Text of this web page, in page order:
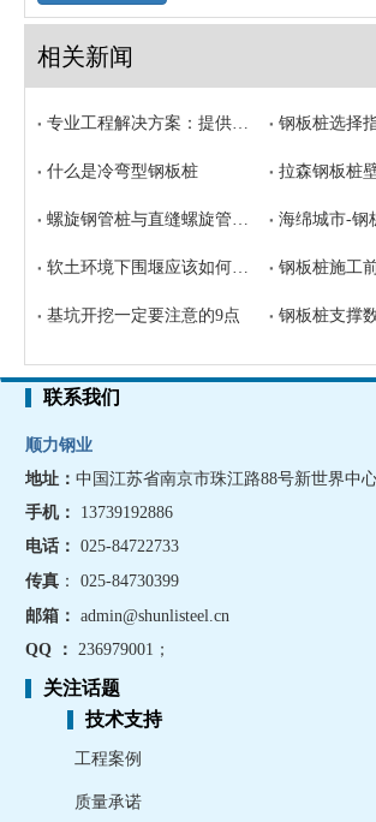
相关新闻
什么是冷弯型钢板桩
海绵城市-钢
基坑开挖一定要注意的9点
联系我们
顺力钢业
地址： 中国江苏省南京市珠江路88号新世界中
手机：
13739192886
电话： 025-84722733
传真 ： 025-84730399
邮箱： admin@shunlisteel.cn
QQ ：
236979001 ；
关注话题
技术支持
工程案例
质量承诺